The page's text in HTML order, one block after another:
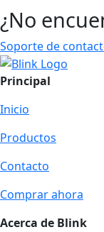
¿No
Soporte de
Principal
Inicio
Productos
Contacto
Comprar ahora
Acerca de Blink